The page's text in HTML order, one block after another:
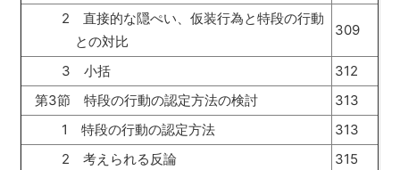
2 直接的な隠ぺい、仮装行為と特段の行動
との対比
309
3 小括
312
第3節 特段の行動の認定方法の検討
313
1 特段の行動の認定方法
313
2 考えられる反論
315